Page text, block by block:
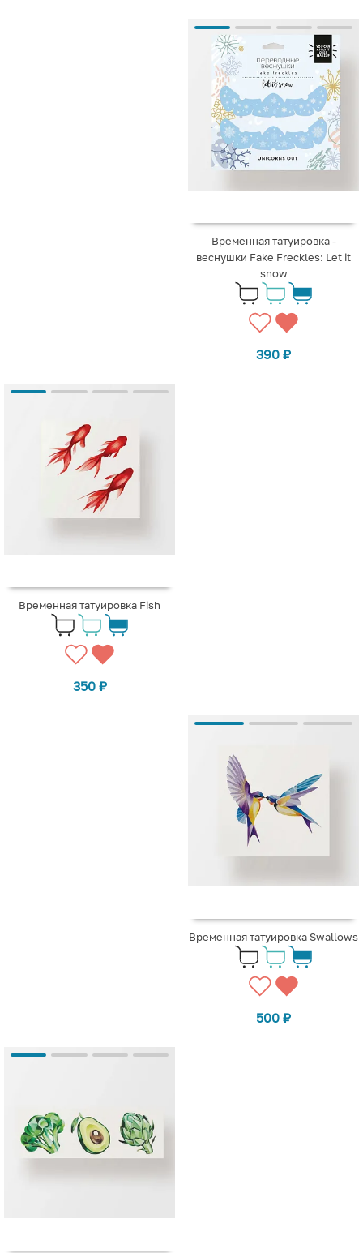
Временная татуировка -
веснушки Fake Freckles: Let it
snow
390 ₽
Временная татуировка Fish
350 ₽
Временная татуировка Swallows
500 ₽